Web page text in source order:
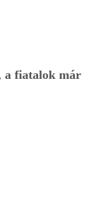
a fiatalok már